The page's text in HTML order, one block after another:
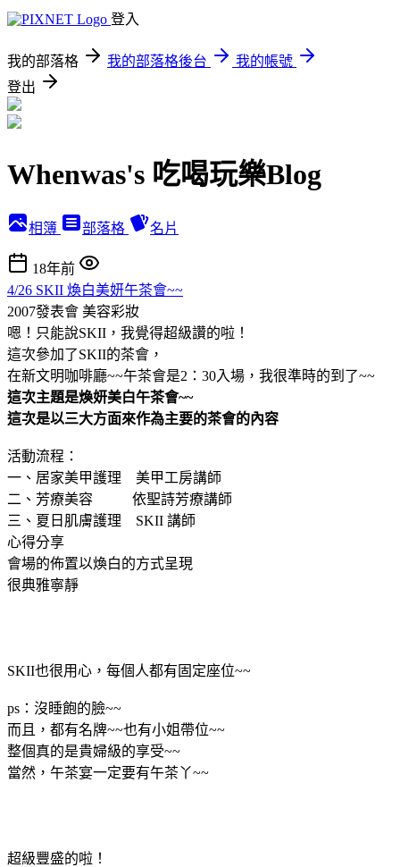
登入
我的部落格 我的部落格後台
我的帳號
登出
Whenwas's 吃喝玩樂Blog
相簿 部落格 名片
18年前
4/26 SKII 煥白美妍午茶會~~
2007發表會 美容彩妝
嗯！只能說SKII，我覺得超級讚的啦！
這次參加了SKII的茶會，
在新文明咖啡廳~~午茶會是2：30入場，我很準時的到了~~
這次主題是煥妍美白午茶會~~
這次是以三大方面來作為主要的茶會的內容
活動流程：
一、居家美甲護理 美甲工房講師
二、芳療美容 依聖詩芳療講師
三、夏日肌膚護理 SKII 講師
心得分享
會場的佈置以煥白的方式呈現
很典雅寧靜
SKII也很用心，每個人都有固定座位~~
ps：沒睡飽的臉~~
而且，都有名牌~~也有小姐帶位~~
整個真的是貴婦級的享受~~
當然，午茶宴一定要有午茶丫~~
超級豐盛的啦！